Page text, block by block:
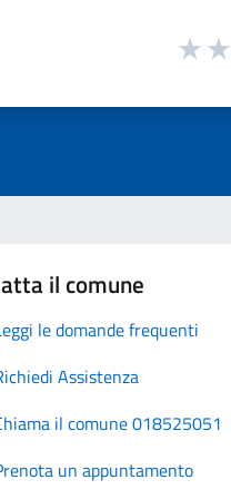
il comune
le domande frequenti
Assistenza
il comune 018525051
un appuntamento